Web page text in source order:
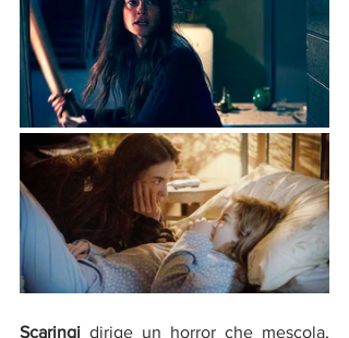
Scaringi dirige un horror che mescola,